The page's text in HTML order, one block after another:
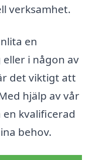
verksamhet.
en
i någon av
det viktigt att
hjälp av vår
kvalificerad
behov.